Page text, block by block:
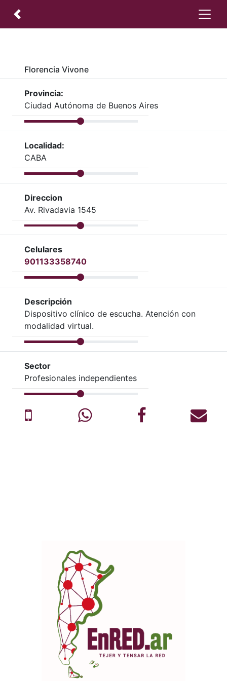
Florencia Vivone
Provincia:
Ciudad Autónoma de Buenos Aires
Localidad:
CABA
Direccion
Av. Rivadavia 1545
Celulares
901133358740
Descripción
Dispositivo clínico de escucha. Atención con
modalidad virtual.
Sector
Profesionales independientes